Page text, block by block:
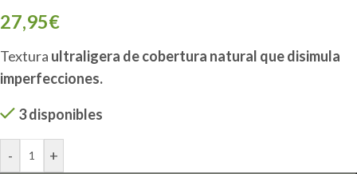
27,95€
Textura ultraligera de cobertura natural que disimula
imperfecciones.
3 disponibles
- +